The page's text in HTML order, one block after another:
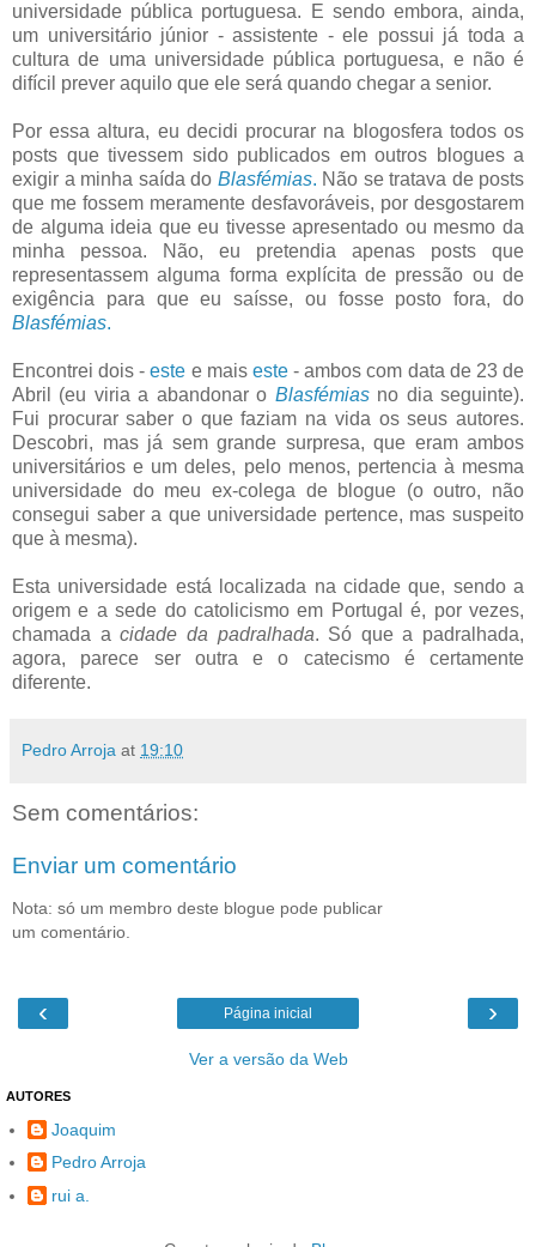
universidade pública portuguesa. E sendo embora, ainda,
um universitário júnior - assistente - ele possui já toda a
cultura de uma universidade pública portuguesa, e não é
difícil prever aquilo que ele será quando chegar a senior.
Por essa altura, eu decidi procurar na blogosfera todos os
posts que tivessem sido publicados em outros blogues a
exigir a minha saída do Blasfémias. Não se tratava de posts
que me fossem meramente desfavoráveis, por desgostarem
de alguma ideia que eu tivesse apresentado ou mesmo da
minha pessoa. Não, eu pretendia apenas posts que
representassem alguma forma explícita de pressão ou de
exigência para que eu saísse, ou fosse posto fora, do
Blasfémias.
Encontrei dois -este e mais este- ambos com data de 23 de
Abril (eu viria a abandonar o Blasfémias no dia seguinte).
Fui procurar saber o que faziam na vida os seus autores.
Descobri, mas já sem grande surpresa, que eram ambos
universitários e um deles, pelo menos, pertencia à mesma
universidade do meu ex-colega de blogue (o outro, não
consegui saber a que universidade pertence, mas suspeito
que à mesma).
Esta universidade está localizada na cidade que, sendo a
origem e a sede do catolicismo em Portugal é, por vezes,
chamada acidade da padralhada. Só que a padralhada,
agora, parece ser outra e o catecismo é certamente
diferente.
Pedro Arroja at 19:10
Sem comentários:
Enviar um comentário
Nota: só um membro deste blogue pode publicar
um comentário.
‹ ›
Página inicial
Ver a versão da Web
AUTORES
Joaquim
Pedro Arroja
rui a.